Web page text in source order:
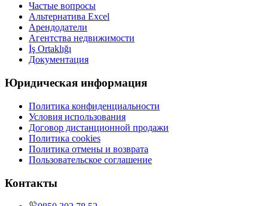
Частые вопросы
Альтернатива Excel
Арендодатели
Агентства недвижимости
İş Ortaklığı
Документация
Юридическая информация
Политика конфиденциальности
Условия использования
Договор дистанционной продажи
Политика cookies
Политика отмены и возврата
Пользовательское соглашение
Контакты